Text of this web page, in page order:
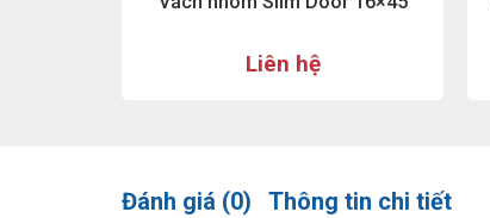
Liên hệ
Đánh giá (0) Thông tin chi tiết